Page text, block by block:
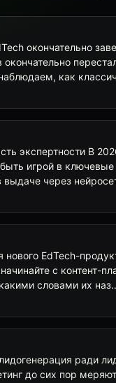
окончательно
как
экспертности В
игрой в ключевые
выдаче через
EdTech-
с контент-
словами их
ради
до сих пор